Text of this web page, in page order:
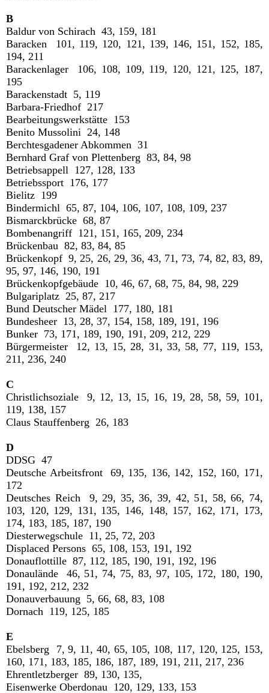
B
Baldur von Schirach 43, 159, 181
Baracken 101, 119, 120, 121, 139, 146, 151, 152, 185,
194, 211
Barackenlager 106, 108, 109, 119, 120, 121, 125, 187,
195
Barackenstadt 5, 119
Barbara-Friedhof 217
Bearbeitungswerkstätte 153
Benito Mussolini 24, 148
Berchtesgadener Abkommen 31
Bernhard Graf von Plettenberg 83, 84, 98
Betriebsappell 127, 128, 133
Betriebssport 176, 177
Bielitz 199
Bindermichl 65, 87, 104, 106, 107, 108, 109, 237
Bismarckbrücke 68, 87
Bombenangriff 121, 151, 165, 209, 234
Brückenbau 82, 83, 84, 85
Brückenkopf 9, 25, 26, 29, 36, 43, 71, 73, 74, 82, 83, 89,
95, 97, 146, 190, 191
Brückenkopfgebäude 10, 46, 67, 68, 75, 84, 98, 229
Bulgariplatz 25, 87, 217
Bund Deutscher Mädel 177, 180, 181
Bundesheer 13, 28, 37, 154, 158, 189, 191, 196
Bunker 73, 171, 189, 190, 191, 209, 212, 229
Bürgermeister 12, 13, 15, 28, 31, 33, 58, 77, 119, 153,
211, 236, 240
C
Christlichsoziale 9, 12, 13, 15, 16, 19, 28, 58, 59, 101,
119, 138, 157
Claus Stauffenberg 26, 183
D
DDSG 47
Deutsche Arbeitsfront 69, 135, 136, 142, 152, 160, 171,
172
Deutsches Reich 9, 29, 35, 36, 39, 42, 51, 58, 66, 74,
103, 120, 129, 131, 135, 146, 148, 157, 162, 171, 173,
174, 183, 185, 187, 190
Diesterwegschule 11, 25, 72, 203
Displaced Persons 65, 108, 153, 191, 192
Donauflottille 87, 112, 185, 190, 191, 192, 196
Donaulände 46, 51, 74, 75, 83, 97, 105, 172, 180, 190,
191, 192, 212, 232
Donauverbauung 5, 66, 68, 83, 108
Dornach 119, 125, 185
E
Ebelsberg 7, 9, 11, 40, 65, 105, 108, 117, 120, 125, 153,
160, 171, 183, 185, 186, 187, 189, 191, 211, 217, 236
Ehrentletzberger 89, 130, 135,
Eisenwerke Oberdonau 120, 129, 133, 153